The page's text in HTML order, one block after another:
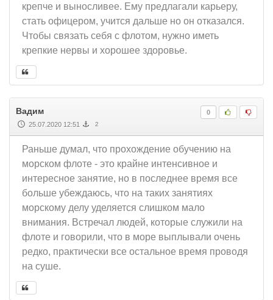
крепче и выносливее. Ему предлагали карьеру,
стать офицером, учится дальше но он отказался.
Чтобы связать себя с флотом, нужно иметь
крепкие нервы и хорошее здоровье.
0
Вадим
25.07.2020 12:51 2
Раньше думал, что прохождение обучению на
морском флоте - это крайне интенсивное и
интересное занятие, но в последнее время все
больше убеждаюсь, что на таких занятиях
морскому делу уделяется слишком мало
внимания. Встречал людей, которые служили на
флоте и говорили, что в море выплывали очень
редко, практически все остальное время проводя
на суше.